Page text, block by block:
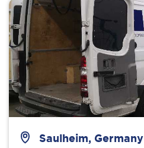
Saulheim, Germany